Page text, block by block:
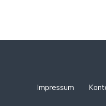
Impressum